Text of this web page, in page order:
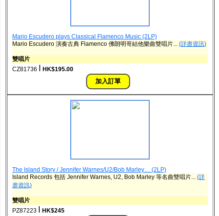
Mario Escudero plays Classical Flamenco Music (2LP)
Mario Escudero 演奏古典 Flamenco 佛朗明哥結他樂曲雙唱片... (詳盡資訊)
雙唱片
CZ81736
HK$195.00
The Island Story / Jennifer Warnes/U2/Bob Marley… (2LP)
Island Records 包括 Jennifer Warnes, U2, Bob Marley 等名曲雙唱片... (詳
盡資訊)
雙唱片
PZ87223
HK$245